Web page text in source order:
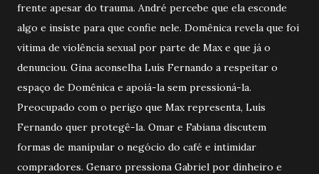
frente apesar do trauma. André percebe que ela esconde
algo e insiste para que confie nele. Domênica revela que foi
vítima de violência sexual por parte de Max e que já o
denunciou. Gina aconselha Luís Fernando a respeitar o
espaço de Domênica e apoiá-la sem pressioná-la.
Preocupado com o perigo que Max representa, Luís
Fernando quer protegê-la. Omar e Fabiana discutem
formas de manipular o negócio do café e intimidar
compradores. Genaro pressiona Gabriel por dinheiro e